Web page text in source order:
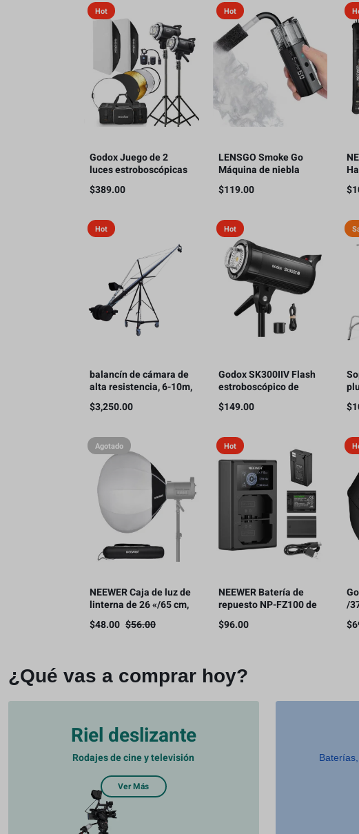
Hot
Godox Juego de 2
luces estroboscópicas
MS300V 600W para
estudio
$389.00
Hot
LENSGO Smoke Go
Máquina de niebla
portátil, con
nebulizador de control
$119.00 $
Hot
balancín de cámara de
alta resistencia, 6-10m,
20Kg
$3,250.00
Hot
Godox SK300IIV Flash
estroboscópico de
estudio fotográfico,
300 Ws GN58 5700K
$149.00
10
$
Agotado
NEEWER Caja de luz de
linterna de 26 «/65 cm,
difusor de luz de
liberación rápida 360°
$56.00
$48.00
Hot
NEEWER Batería de
repuesto NP-FZ100 de
2280 mAh con kit de
cargador USB de doble
$96.00
/
$
¿Qué vas a comprar hoy?
Riel deslizante
Rodajes de cine y televisión
Ver Más